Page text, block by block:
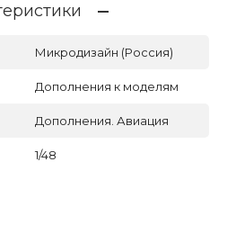
Микродизайн (Россия)
Дополнения к моделям
Дополнения. Авиация
1/48